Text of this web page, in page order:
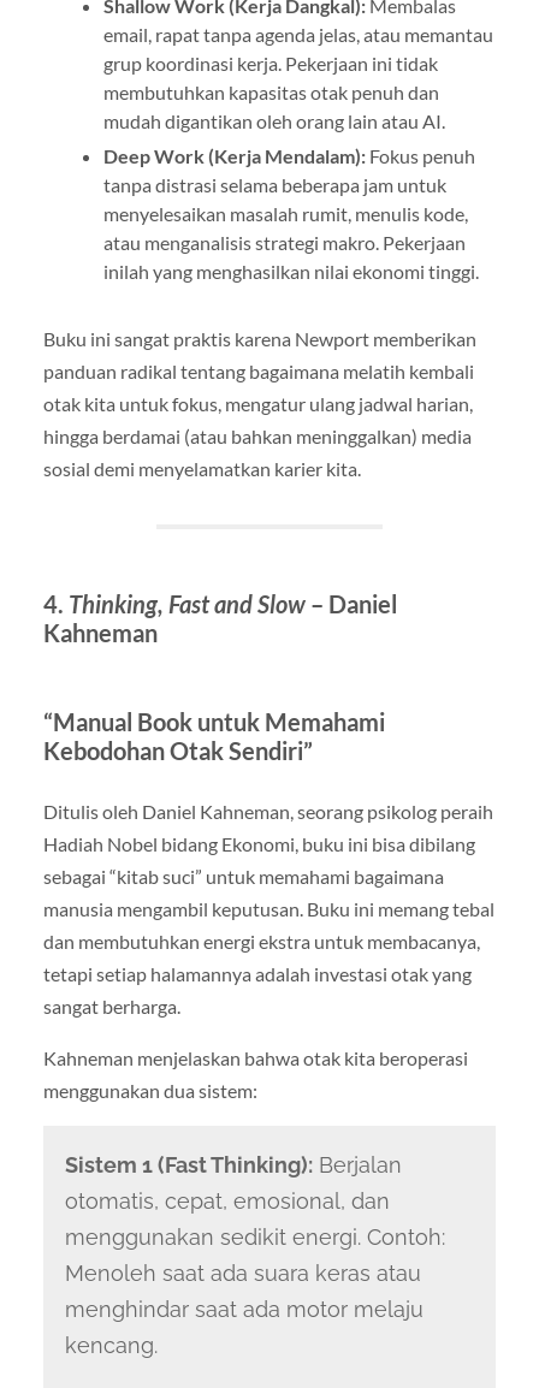
Shallow Work (Kerja Dangkal):Membalas
email, rapat tanpa agenda jelas, atau memantau
grup koordinasi kerja. Pekerjaan ini tidak
membutuhkan kapasitas otak penuh dan
mudah digantikan oleh orang lain atau AI.
Deep Work (Kerja Mendalam):Fokus penuh
tanpa distrasi selama beberapa jam untuk
menyelesaikan masalah rumit, menulis kode,
atau menganalisis strategi makro. Pekerjaan
inilah yang menghasilkan nilai ekonomi tinggi.
Buku ini sangat praktis karena Newport memberikan
panduan radikal tentang bagaimana melatih kembali
otak kita untuk fokus, mengatur ulang jadwal harian,
hingga berdamai (atau bahkan meninggalkan) media
sosial demi menyelamatkan karier kita.
4. Thinking, Fast and Slow– Daniel
Kahneman
“Manual Book untuk Memahami
Kebodohan Otak Sendiri”
Ditulis oleh Daniel Kahneman, seorang psikolog peraih
Hadiah Nobel bidang Ekonomi, buku ini bisa dibilang
sebagai “kitab suci” untuk memahami bagaimana
manusia mengambil keputusan. Buku ini memang tebal
dan membutuhkan energi ekstra untuk membacanya,
tetapi setiap halamannya adalah investasi otak yang
sangat berharga.
Kahneman menjelaskan bahwa otak kita beroperasi
menggunakan dua sistem:
Sistem 1 (Fast Thinking):Berjalan
otomatis, cepat, emosional, dan
menggunakan sedikit energi. Contoh:
Menoleh saat ada suara keras atau
menghindar saat ada motor melaju
kencang.